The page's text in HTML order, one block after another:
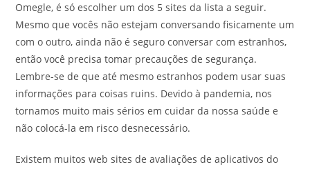
Omegle, é só escolher um dos 5 sites da lista a seguir.
Mesmo que vocês não estejam conversando fisicamente um
com o outro, ainda não é seguro conversar com estranhos,
então você precisa tomar precauções de segurança.
Lembre-se de que até mesmo estranhos podem usar suas
informações para coisas ruins. Devido à pandemia, nos
tornamos muito mais sérios em cuidar da nossa saúde e
não colocá-la em risco desnecessário.
Existem muitos web sites de avaliações de aplicativos do